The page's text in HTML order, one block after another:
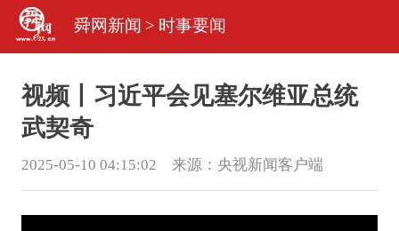
舜网新闻 > 时事要闻
视频丨习近平会见塞尔维亚总统
武契奇
2025-05-10 04:15:02 来源： 央视新闻客户端